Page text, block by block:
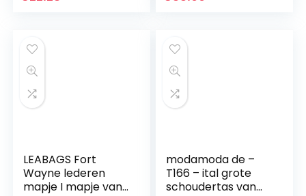
LEABAGS Fort
Wayne lederen
mapje I mapje van
modamoda de –
T166 – ital grote
schoudertas van